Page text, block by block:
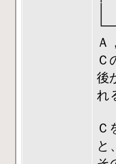
Ａ
Ｃ
後
れ
Ｃ
と